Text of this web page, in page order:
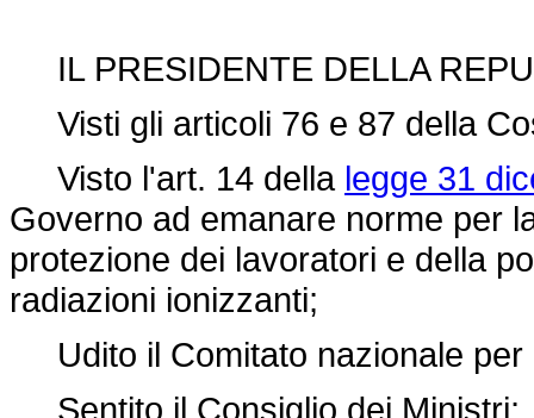
IL PRESIDENTE DELLA
Visti gli articoli 76 e 87 della
Visto l'art. 14 della legge 31
Governo ad emanare norme per
protezione dei lavoratori e della
radiazioni ionizzanti;
Udito il Comitato nazionale per
Sentito il Consiglio dei Ministri;